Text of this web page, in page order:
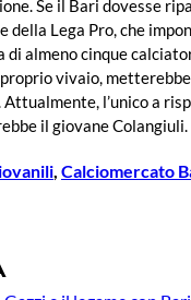
Se il Bari dovesse
della Lega Pro, che
di almeno cinque
vivaio,
l’unico a
il giovane Colangiuli.
Calciomercato